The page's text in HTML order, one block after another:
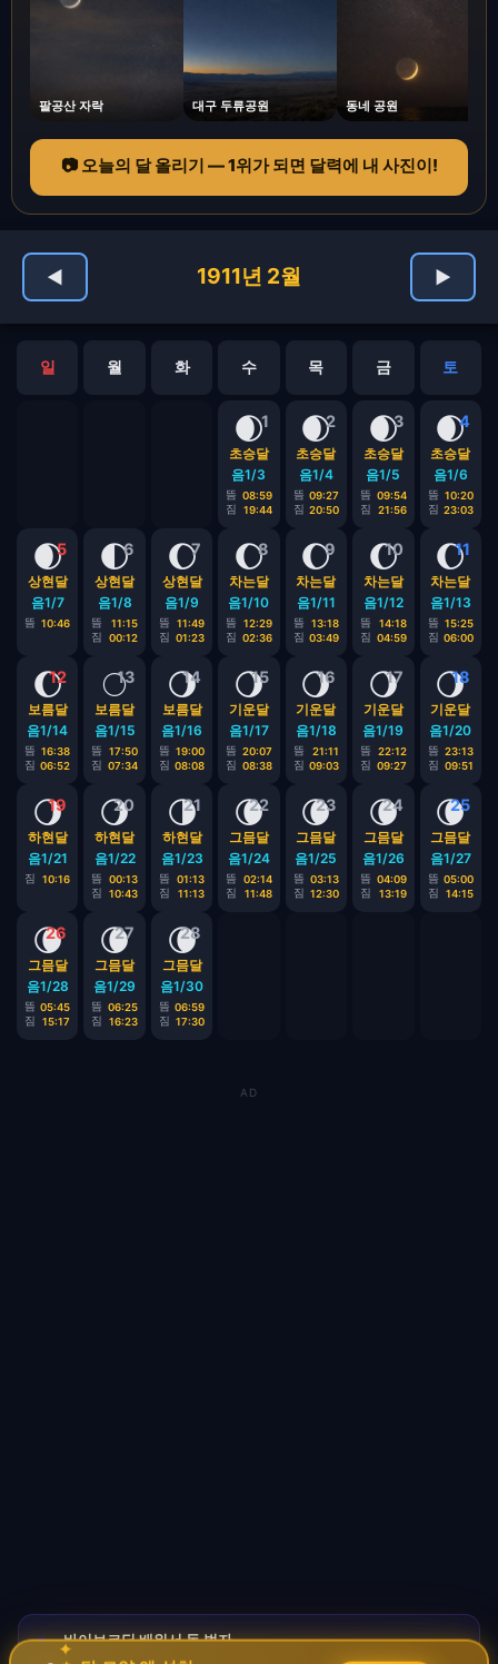
팔공산 자락 대구 두류공원 동네 공원
📷 오늘의 달 올리기 — 1위가 되면 달력에 내 사진이!
◀ 1911년 2월 ▶
일 월 화 수 목 금 토
1
🌒
초승달
음1/3
뜸 08:59
짐
19:44
2
🌒
초승달
음1/4
뜸 09:27
짐 20:50
3
🌒
초승달
음1/5
뜸 09:54
짐
21:56
4
🌒
초승달
음1/6
뜸 10:20
짐 23:03
5
🌒
상현달
음1/7
뜸 10:46
6
🌓
상현달
음1/8
뜸
11:15
짐
00:12
7
🌔
상현달
음1/9
뜸
11:49
짐 01:23
8
🌔
차는달
음1/10
뜸
12:29
짐 02:36
9
🌔
차는달
음1/11
뜸
13:18
짐 03:49
10
🌔
차는달
음1/12
뜸
14:18
짐 04:59
11
🌔
차는달
음1/13
뜸 15:25
짐 06:00
12
🌔
보름달
음1/14
뜸 16:38
짐 06:52
13
🌕
보름달
음1/15
뜸
17:50
짐 07:34
14
🌖
보름달
음1/16
뜸 19:00
짐 08:08
15
🌖
기운달
음1/17
뜸 20:07
짐 08:38
16
🌖
기운달
음1/18
뜸
21:11
짐 09:03
17
🌖
기운달
음1/19
뜸
22:12
짐 09:27
18
🌖
기운달
음1/20
뜸 23:13
짐 09:51
19
🌖
하현달
음1/21
짐 10:16
20
🌖
하현달
음1/22
뜸
00:13
짐
10:43
21
🌗
하현달
음1/23
뜸
01:13
짐
11:13
22
🌘
그믐달
음1/24
뜸
02:14
짐
11:48
23
🌘
그믐달
음1/25
뜸 03:13
짐 12:30
24
🌘
그믐달
음1/26
뜸 04:09
짐
13:19
25
🌘
그믐달
음1/27
뜸 05:00
짐
14:15
26
🌘
그믐달
음1/28
뜸 05:45
짐
15:17
27
🌘
그믐달
음1/29
뜸 06:25
짐
16:23
28
🌘
그믐달
음1/30
뜸 06:59
짐 17:30
AD
🚀바이브코딩 배워서 돈 벌자
코딩 몰라도 AI로 자동화 수익 시스템 구축 · 무료
✦ ✧